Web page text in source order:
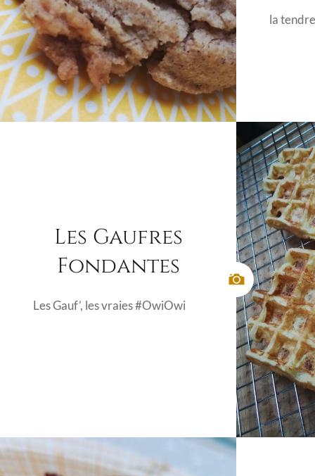
la
Les Gaufres
Fondantes
Les Gauf’, les vraies #OwiOwi